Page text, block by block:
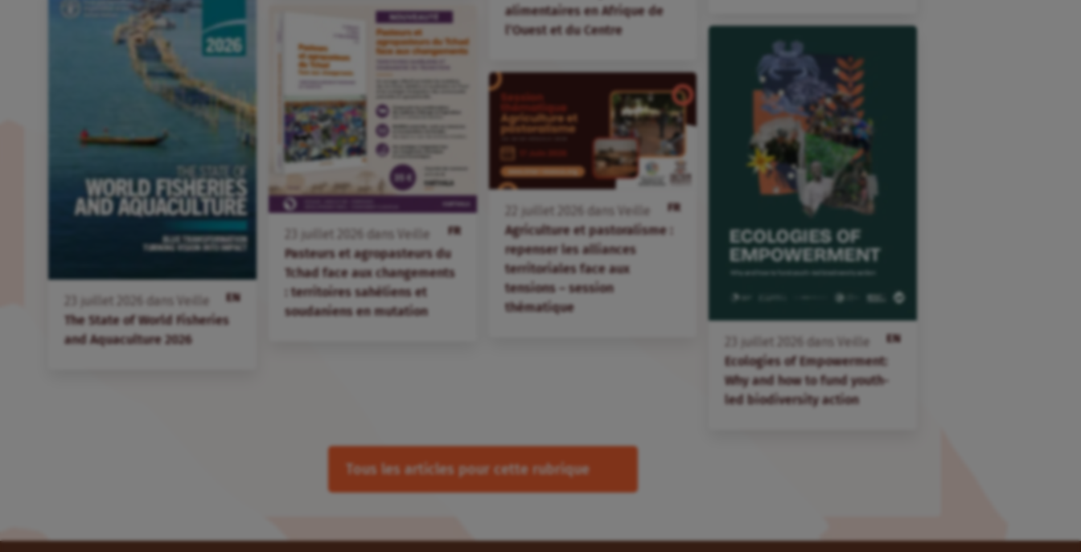
alimentaires en Afrique de
l’Ouest et du Centre
EN
juillet dans
Veille
The State of World Fisheries
and Aquaculture 2026
FR
juillet dans
Veille
Pasteurs et agropasteurs du
Tchad face aux changements
: territoires sahéliens et
soudaniens en mutation
EN
juillet dans Veille
Ecologies of Empowerment:
Why and how to fund youth-
led biodiversity action
FR
juillet dans Veille
Agriculture et pastoralisme :
repenser les alliances
territoriales face aux
tensions – session
thématique
Tous les articles pour cette rubrique